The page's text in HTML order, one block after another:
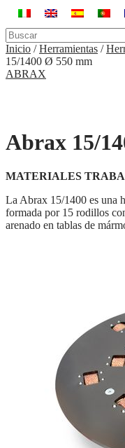
Inicio /Herramientas /
15/1400 Ø 550 mm
ABRAX
Abrax 15/
MATERIALES
La Abrax 15/1400 es una
formada por 15 rodillos
arenado en tablas de